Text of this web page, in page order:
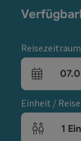
An- und
Einheit /
1